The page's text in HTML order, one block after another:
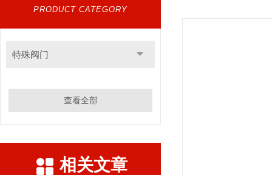
PRODUCT CATEGORY
特殊阀门
查看全部
相关文章